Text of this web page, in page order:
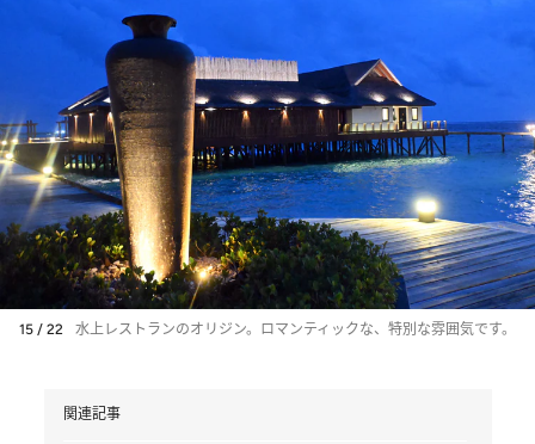
15 / 22 水上レストランのオリジン。ロマンティックな、特別な雰囲気です。
関連記事